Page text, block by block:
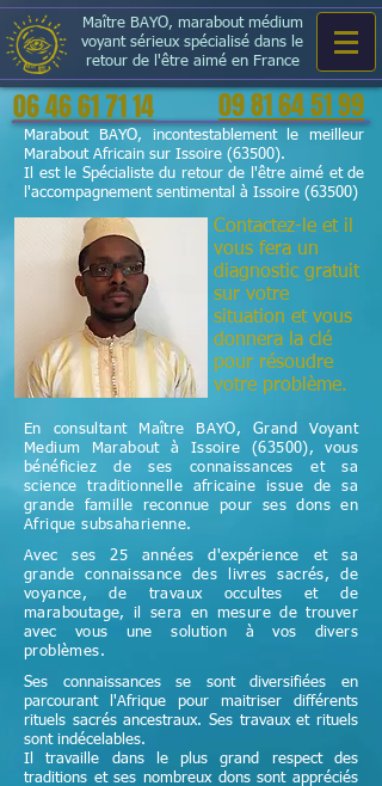
Maître BAYO, marabout médium
voyant sérieux spécialisé dans le
retour de l'être aimé en France
06 46 61 71 14 09 81 64 51 99
Marabout BAYO, incontestablement le meilleur
Marabout Africain sur Issoire (63500).
Il est le Spécialiste du retour de l'être aimé et de
l'accompagnement sentimental à Issoire (63500)
Contactez-le et il
vous fera un
diagnostic gratuit
sur votre
situation et vous
donnera la clé
pour résoudre
votre problème.
En consultant Maître BAYO, Grand Voyant
Medium Marabout à Issoire (63500), vous
bénéficiez de ses connaissances et sa
sciencetraditionnelleafricaine issue de sa
grande famille reconnue pour ses dons en
Afrique subsaharienne.
Avec ses 25 années d'expérience et sa
grande connaissance des livres sacrés, de
voyance, de travaux occultes et de
maraboutage, il sera en mesure de trouver
avec vous une solution à vos divers
problèmes.
Ses connaissances se sont diversifiées en
parcourant l'Afrique pour maitriser différents
rituels sacrés ancestraux. Ses travaux et rituels
sont indécelables.
Il travaille dans le plus grand respect des
traditions et ses nombreux dons sont appréciés